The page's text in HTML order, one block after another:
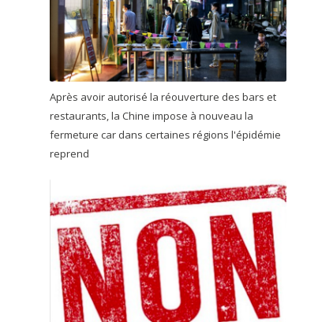
Après avoir autorisé la réouverture des bars et
restaurants, la Chine impose à nouveau la
fermeture car dans certaines régions l'épidémie
reprend